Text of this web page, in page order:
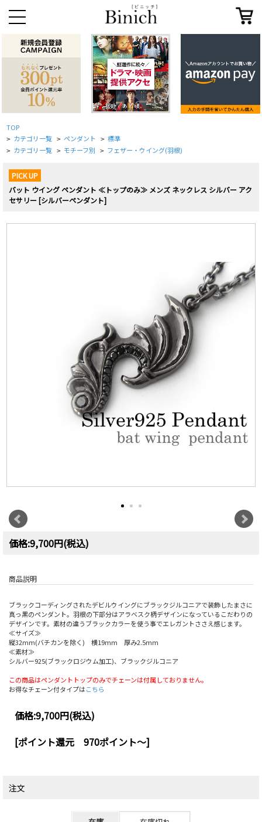
TOP
> カテゴリ一覧 > ペンダント > 標準
> カテゴリ一覧 > モチーフ別 > フェザー・ウイング(羽根)
PICK UP
バット ウイング ペンダント ≪トップのみ≫ メンズ ネックレス シルバー アク
セサリー [シルバーペンダント]
価格:9,700円(税込)
商品説明
ブラックコーディングされたデビルウイングにブラックジルコニアで装飾したまさに
真っ黒のペンダント。羽根の下部分はアラベスク柄デザインになっているこだわりの
デザインです。素材の違うブラックカラーを使う事でエレガントささえ感じます。
≪サイズ≫
縦32mm(バチカンを除く) 横19mm 厚み2.5mm
≪素材≫
シルバー925(ブラックロジウム加工)、ブラックジルコニア
この商品はペンダントトップのみでチェーンは付属しておりません。
お得なチェーン付タイプはこちら
価格:9,700円(税込)
[ポイント還元 970ポイント～]
注文